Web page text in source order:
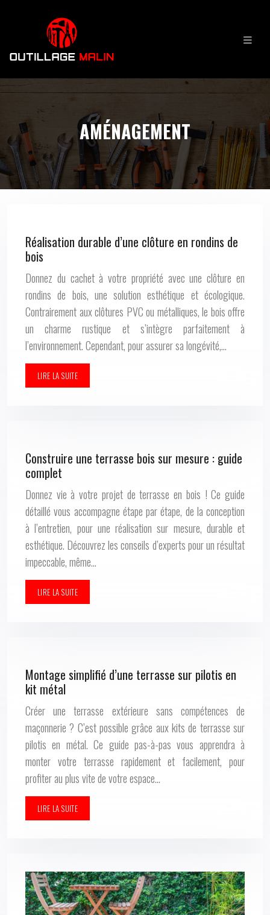
AMÉNAGEMENT
Réalisation durable d’une clôture en rondins de
bois
Donnez du cachet à votre propriété avec une clôture en
rondins de bois, une solution esthétique et écologique.
Contrairement aux clôtures PVC ou métalliques, le bois offre
un charme rustique et s’intègre parfaitement à
l’environnement. Cependant, pour assurer sa longévité,…
LIRE LA SUITE
Construire une terrasse bois sur mesure : guide
complet
Donnez vie à votre projet de terrasse en bois ! Ce guide
détaillé vous accompagne étape par étape, de la conception
à l’entretien, pour une réalisation sur mesure, durable et
esthétique. Découvrez les conseils d’experts pour un résultat
impeccable, même…
LIRE LA SUITE
Montage simplifié d’une terrasse sur pilotis en
kit métal
Créer une terrasse extérieure sans compétences de
maçonnerie ? C’est possible grâce aux kits de terrasse sur
pilotis en métal. Ce guide pas-à-pas vous apprendra à
monter votre terrasse rapidement et facilement, pour
profiter au plus vite de votre espace…
LIRE LA SUITE